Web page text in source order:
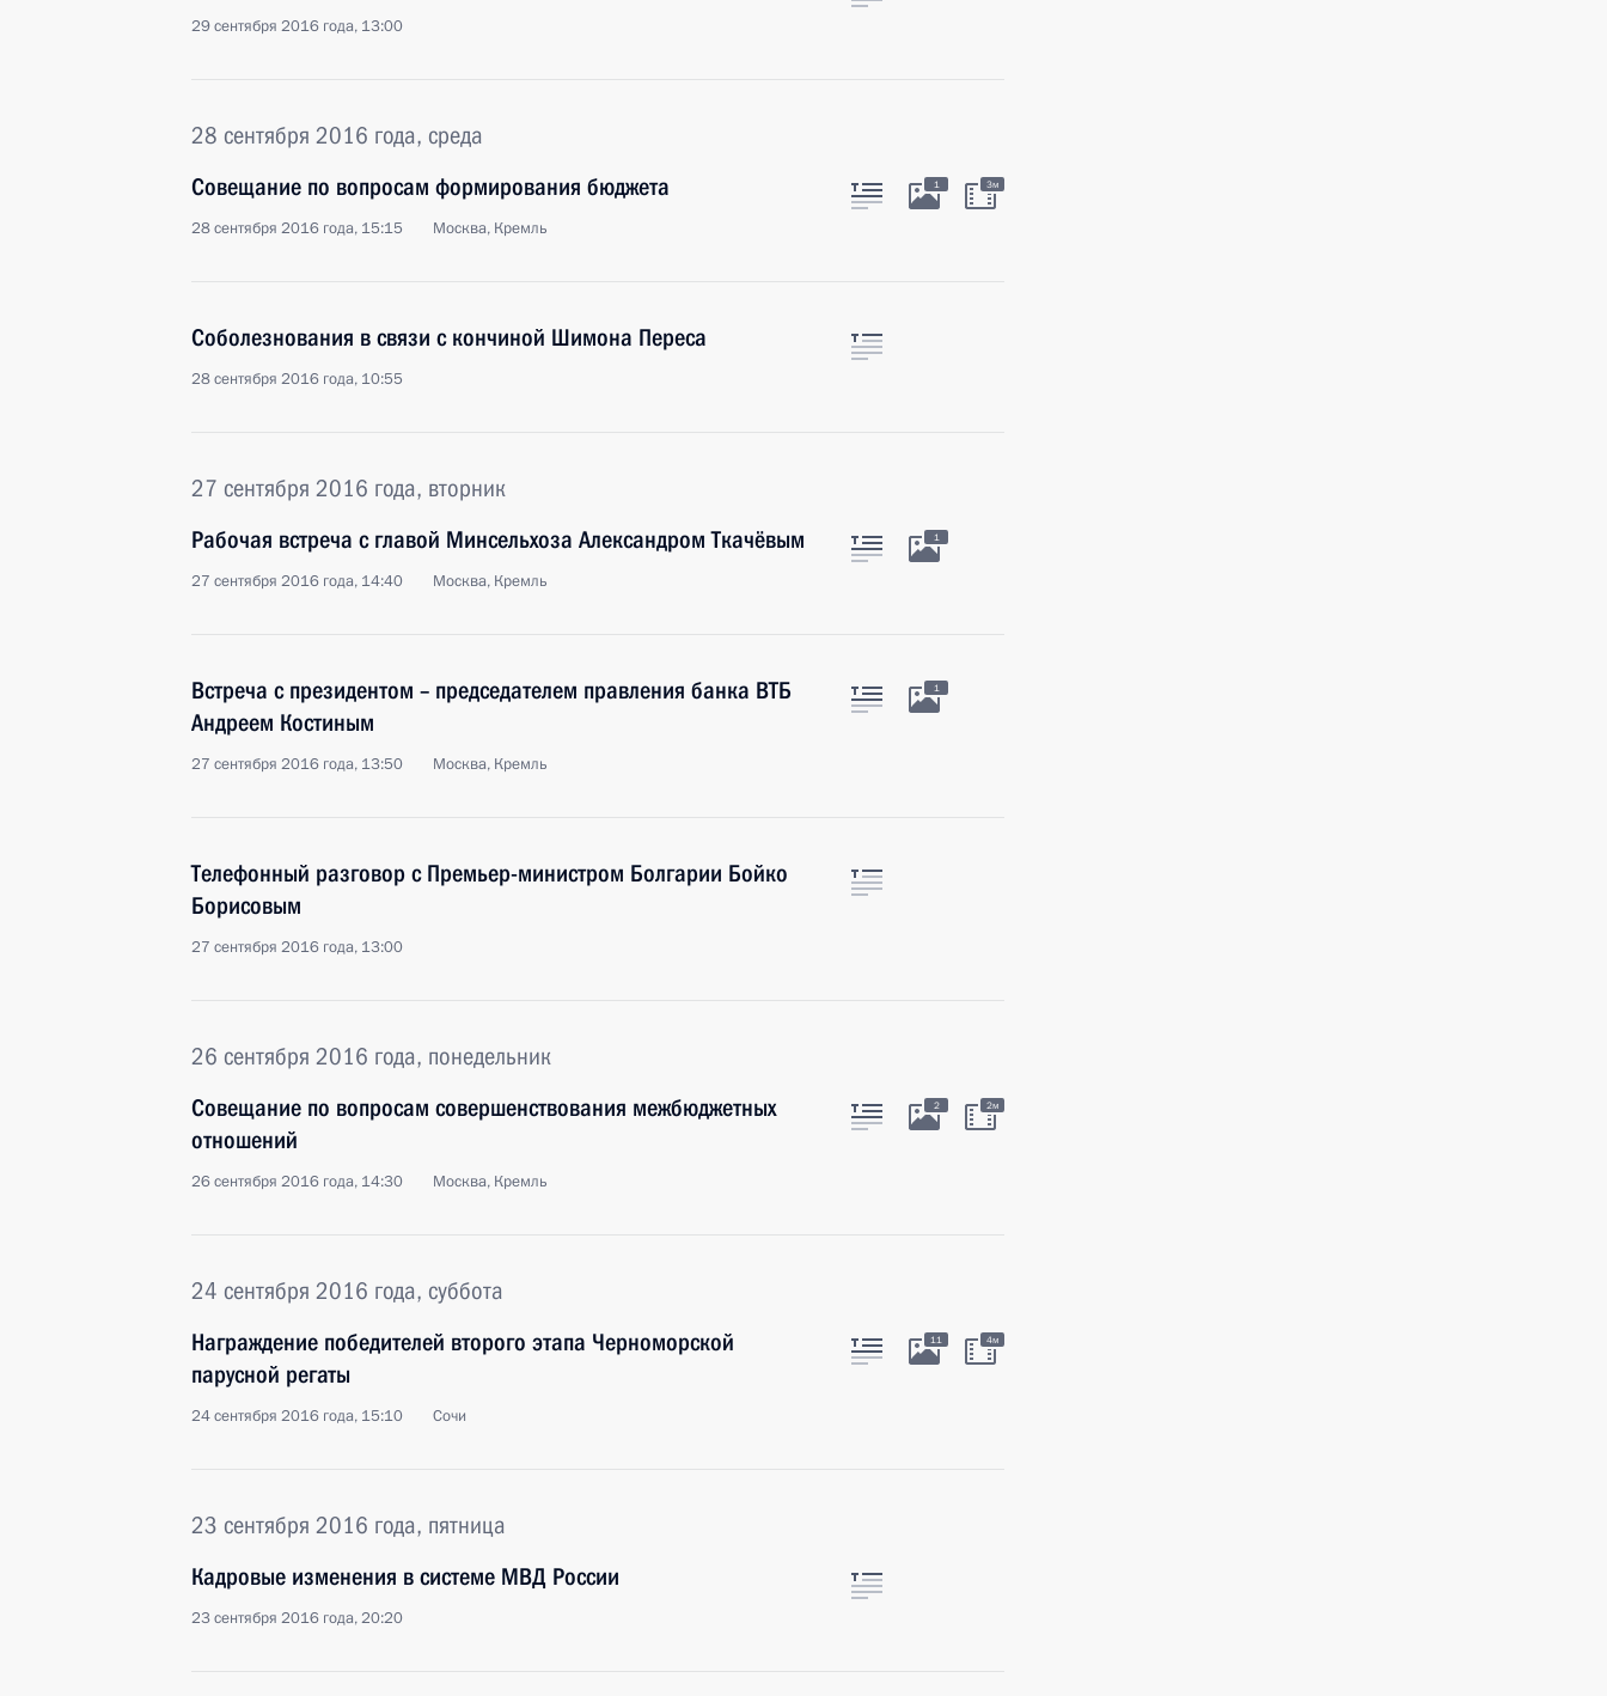
29 сентября 2016 года, 13:00
28 сентября 2016 года, среда
Совещание по вопросам формирования бюджета
28 сентября 2016 года, 15:15 Москва, Кремль
1 3м
Соболезнования в связи с кончиной Шимона Переса
28 сентября 2016 года, 10:55
27 сентября 2016 года, вторник
Рабочая встреча с главой Минсельхоза Александром Ткачёвым
27 сентября 2016 года, 14:40 Москва, Кремль
1
Встреча с президентом – председателем правления банка ВТБ
Андреем Костиным
27 сентября 2016 года, 13:50 Москва, Кремль
1
Телефонный разговор с Премьер-министром Болгарии Бойко
Борисовым
27 сентября 2016 года, 13:00
26 сентября 2016 года, понедельник
Совещание по вопросам совершенствования межбюджетных
отношений
26 сентября 2016 года, 14:30 Москва, Кремль
2 2м
24 сентября 2016 года, суббота
Награждение победителей второго этапа Черноморской
парусной регаты
24 сентября 2016 года, 15:10 Сочи
11 4м
23 сентября 2016 года, пятница
Кадровые изменения в системе МВД России
23 сентября 2016 года, 20:20